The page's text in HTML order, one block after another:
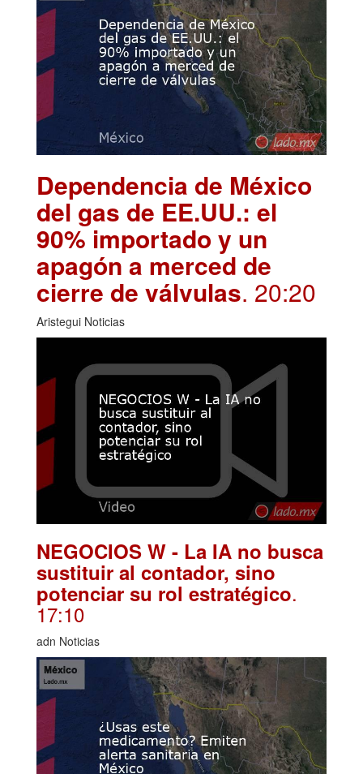
Dependencia de México
del gas de EE.UU.: el
90% importado y un
apagón a merced de
cierre de válvulas. 20:20
Aristegui Noticias
NEGOCIOS W - La IA no busca
sustituir al contador, sino
potenciar su rol estratégico.
17:10
adn Noticias